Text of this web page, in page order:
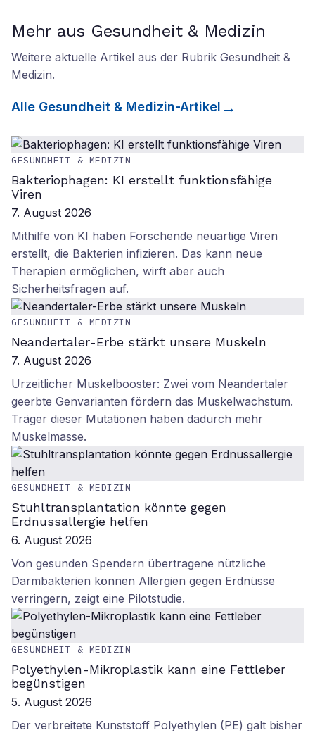
Mehr aus Gesundheit & Medizin
Weitere aktuelle Artikel aus der Rubrik Gesundheit &
Medizin.
Alle Gesundheit & Medizin-Artikel
GESUNDHEIT & MEDIZIN
Bakteriophagen: KI erstellt funktionsfähige
Viren
7. August 2026
Mithilfe von KI haben Forschende neuartige Viren
erstellt, die Bakterien infizieren. Das kann neue
Therapien ermöglichen, wirft aber auch
Sicherheitsfragen auf.
GESUNDHEIT & MEDIZIN
Neandertaler-Erbe stärkt unsere Muskeln
7. August 2026
Urzeitlicher Muskelbooster: Zwei vom Neandertaler
geerbte Genvarianten fördern das Muskelwachstum.
Träger dieser Mutationen haben dadurch mehr
Muskelmasse.
GESUNDHEIT & MEDIZIN
Stuhltransplantation könnte gegen
Erdnussallergie helfen
6. August 2026
Von gesunden Spendern übertragene nützliche
Darmbakterien können Allergien gegen Erdnüsse
verringern, zeigt eine Pilotstudie.
GESUNDHEIT & MEDIZIN
Polyethylen-Mikroplastik kann eine Fettleber
begünstigen
5. August 2026
Der verbreitete Kunststoff Polyethylen (PE) galt bisher